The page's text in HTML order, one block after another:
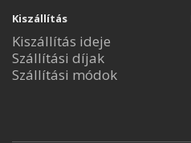
Kiszállítás
Kiszállítás ideje
Szállítási díjak
Szállítási módok